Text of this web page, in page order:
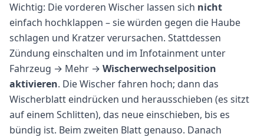
Wichtig: Die vorderen Wischer lassen sich nicht
einfach hochklappen – sie würden gegen die Haube
schlagen und Kratzer verursachen. Stattdessen
Zündung einschalten und im Infotainment unter
Fahrzeug → Mehr → Wischerwechselposition
aktivieren. Die Wischer fahren hoch; dann das
Wischerblatt eindrücken und herausschieben (es sitzt
auf einem Schlitten), das neue einschieben, bis es
bündig ist. Beim zweiten Blatt genauso. Danach